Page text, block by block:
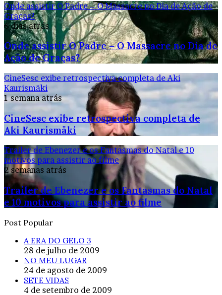
Onde assistir O Padre – O Massacre no Dia de Ação de
Graças?
6 dias atrás
Onde assistir O Padre – O Massacre no Dia de
Ação de Graças?
CineSesc exibe retrospectiva completa de Aki
Kaurismäki
1 semana atrás
CineSesc exibe retrospectiva completa de
Aki Kaurismäki
Trailer de Ebenezer e os Fantasmas do Natal e 10
motivos para assistir ao filme
2 semanas atrás
Trailer de Ebenezer e os Fantasmas do Natal
e 10 motivos para assistir ao filme
Post Popular
A ERA DO GELO 3
28 de julho de 2009
NO MEU LUGAR
24 de agosto de 2009
SETE VIDAS
4 de setembro de 2009